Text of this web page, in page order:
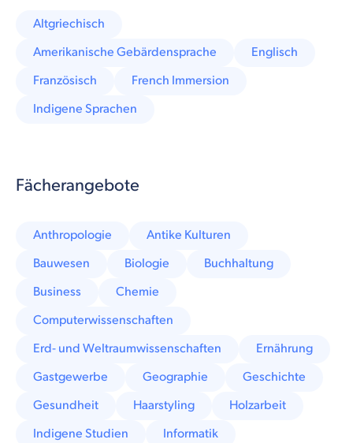
Altgriechisch
Amerikanische Gebärdensprache
Englisch
Französisch
French Immersion
Indigene Sprachen
Fächerangebote
Anthropologie
Antike Kulturen
Bauwesen
Biologie
Buchhaltung
Business
Chemie
Computerwissenschaften
Erd- und Weltraumwissenschaften
Ernährung
Gastgewerbe
Geographie
Geschichte
Gesundheit
Haarstyling
Holzarbeit
Indigene Studien
Informatik